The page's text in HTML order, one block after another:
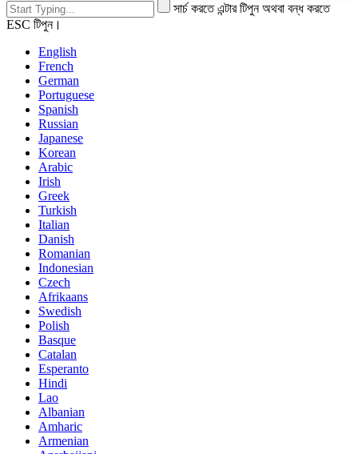
সার্চ করতে এন্টার টিপুন অথবা বন্ধ করতে
ESC টিপুন।
English
French
German
Portuguese
Spanish
Russian
Japanese
Korean
Arabic
Irish
Greek
Turkish
Italian
Danish
Romanian
Indonesian
Czech
Afrikaans
Swedish
Polish
Basque
Catalan
Esperanto
Hindi
Lao
Albanian
Amharic
Armenian